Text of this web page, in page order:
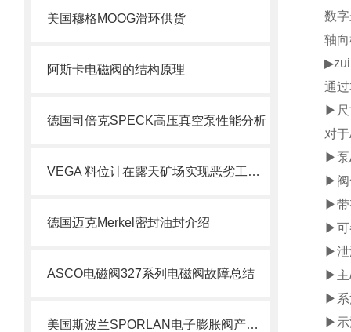
美国穆格MOOG滑环供货
阿斯卡电磁阀的结构原理
德国司倍克SPECK高压真空泵性能分析
VEGA 料位计在露天矿场实现恶劣工况下的精准测量
德国迈克Merkel密封油封介绍
ASCO电磁阀327系列电磁阀故障总结
美国斯波兰SPORLAN电子膨胀阀产品特点
数
轴
▶zui
通
▶尺
对
▶泵
▶阀
▶带
▶可
▶泄
▶主
▶系
▶示